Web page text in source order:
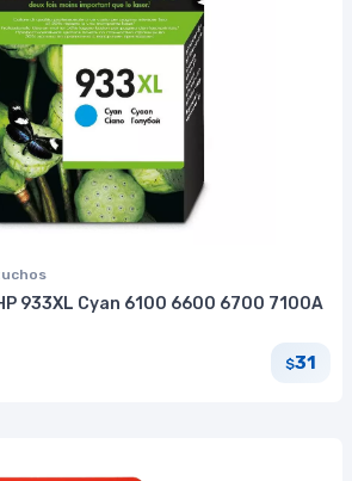
933XL Cyan 6100 6600 6700 7100A
$31